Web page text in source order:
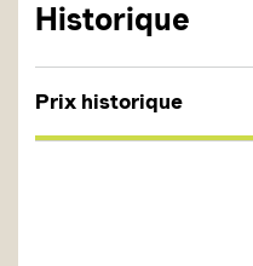
Historique
Prix historique